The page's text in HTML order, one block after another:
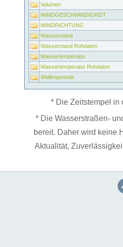
Volumen
WINDGESCHWINDIGKEIT
WINDRICHTUNG
Wasserstand
Wasserstand Rohdaten
Wassertemperatur
Wassertemperatur Rohdaten
Wellenperiode
* Die Zeitstempel in
* Die Wasserstraßen-
bereit. Daher wird keine
Aktualität,